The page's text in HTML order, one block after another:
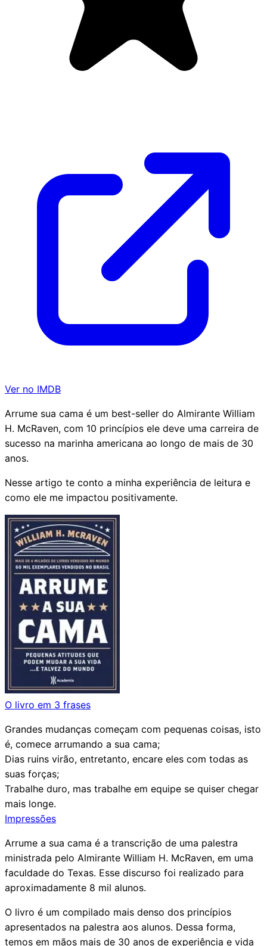
Ver no IMDB
Arrume sua cama é um best-seller do Almirante William
H. McRaven, com 10 princípios ele deve uma carreira de
sucesso na marinha americana ao longo de mais de 30
anos.
Nesse artigo te conto a minha experiência de leitura e
como ele me impactou positivamente.
O livro em 3 frases
Grandes mudanças começam com pequenas coisas, isto
é, comece arrumando a sua cama;
Dias ruins virão, entretanto, encare eles com todas as
suas forças;
Trabalhe duro, mas trabalhe em equipe se quiser chegar
mais longe.
Impressões
Arrume a sua cama é a transcrição de uma palestra
ministrada pelo Almirante William H. McRaven, em uma
faculdade do Texas. Esse discurso foi realizado para
aproximadamente 8 mil alunos.
O livro é um compilado mais denso dos princípios
apresentados na palestra aos alunos. Dessa forma,
temos em mãos mais de 30 anos de experiência e vida